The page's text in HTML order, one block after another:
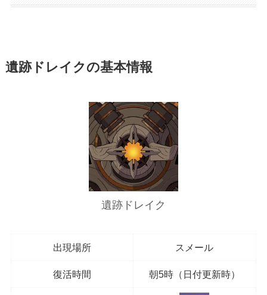
遺跡ドレイクの基本情報
遺跡ドレイク
出現場所 スメール
復活時間 朝5時（日付更新時）